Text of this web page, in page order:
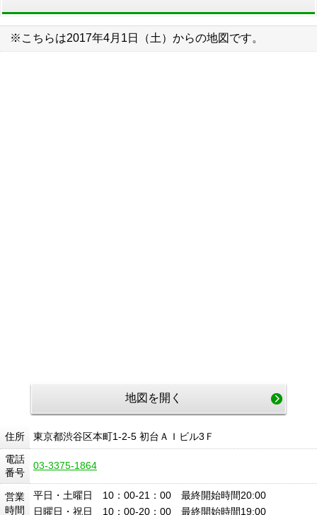
※こちらは2017年4月1日（土）からの地図です。
地図を開く
住所
東京都渋谷区本町1-2-5 初台ＡＩビル3Ｆ
電話
番号
03-3375-1864
営業
時間
平日・土曜日 10：00-21：00 最終開始時間20:00
日曜日・祝日 10：00-20：00 最終開始時間19:00